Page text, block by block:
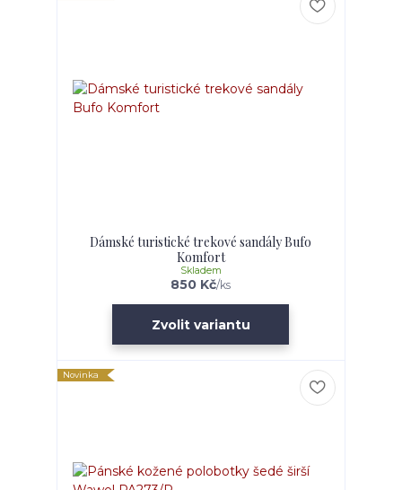
Dámské turistické trekové sandály Bufo
Komfort
850 Kč/ks
Skladem
Zvolit variantu
Novinka